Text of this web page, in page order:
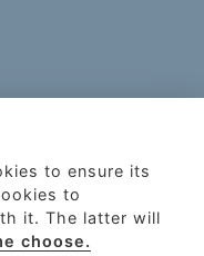
to ensure its
to
it. The latter will
choose.